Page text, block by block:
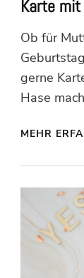
Karte
Ob für
gerne
Hase
MEHR